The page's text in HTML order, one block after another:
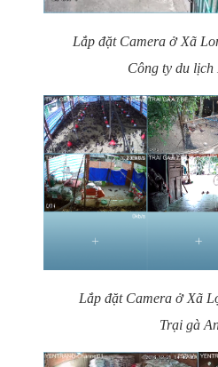
Lắp đặt Camera ở Xã
Công ty du lịch
Lắp đặt Camera ở Xã
Trại gà